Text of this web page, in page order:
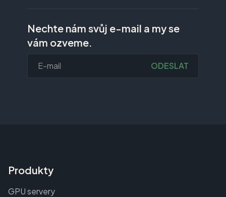
Nechte nám svůj e-mail a my se
vám ozveme.
ODESLAT
Produkty
GPU servery